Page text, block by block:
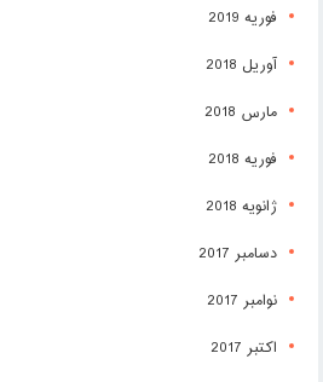
فوریه 2019
آوریل 2018
مارس 2018
فوریه 2018
ژانویه 2018
دسامبر 2017
نوامبر 2017
اکتبر 2017